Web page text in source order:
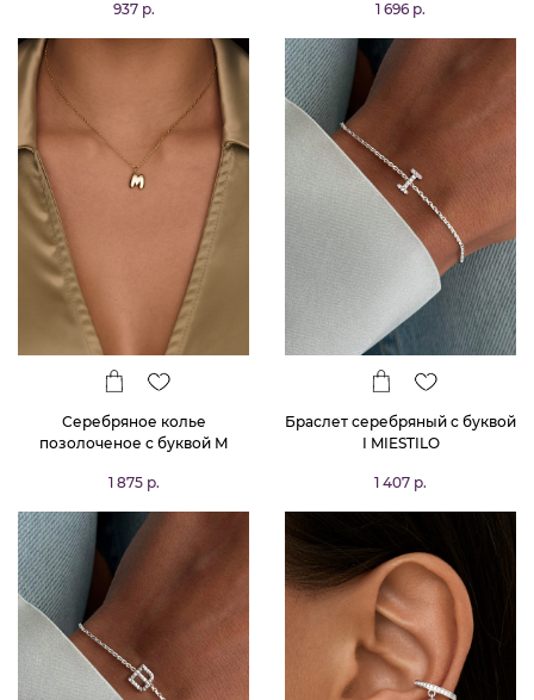
937 р. 1 696 р.
Серебряное колье
позолоченое с буквой М
1 875 р.
Браслет серебряный с буквой
I MIESTILO
1 407 р.